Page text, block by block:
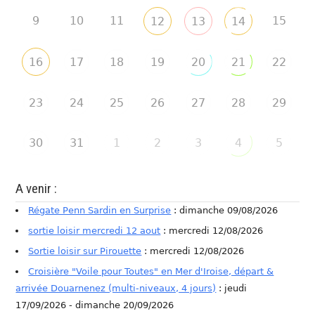
9 10 11 12 13 14 15
16 17 18 19 20 21 22
23 24 25 26 27 28 29
30 31 1 2 3 4 5
A venir :
Régate Penn Sardin en Surprise : dimanche 09/08/2026
sortie loisir mercredi 12 aout : mercredi 12/08/2026
Sortie loisir sur Pirouette : mercredi 12/08/2026
Croisière "Voile pour Toutes" en Mer d'Iroise, départ &
arrivée Douarnenez (multi-niveaux, 4 jours) : jeudi
17/09/2026 - dimanche 20/09/2026